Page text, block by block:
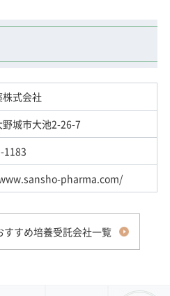
株式会社
城市大池2-26-7
1183
pharma.com/
すめ培養受託会社一覧